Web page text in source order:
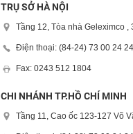
TRỤ SỞ HÀ NỘI
Tầng 12, Tòa nhà Geleximco
Điện thoại: (84-24) 73 00 24
Fax: 0243 512 1804
CHI NHÁNH TP.HỒ CHÍ MINH
Tầng 11, Cao ốc 123-127 Võ